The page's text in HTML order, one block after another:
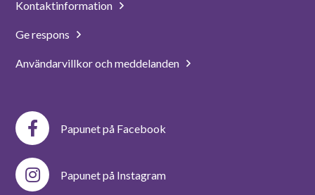
Kontaktinformation
Ge respons
Användarvillkor och meddelanden
Papunet på Facebook
Papunet på Instagram